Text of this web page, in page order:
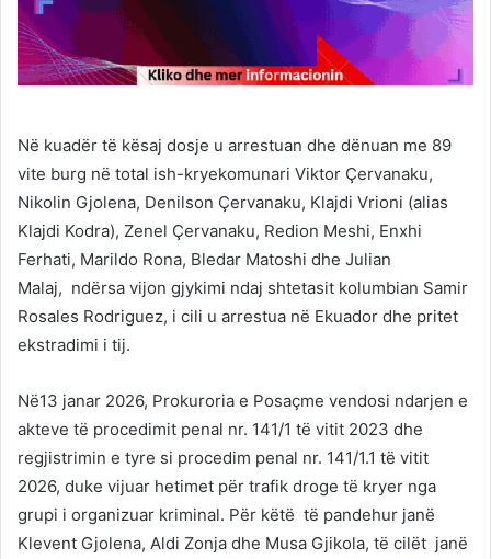
Në kuadër të kësaj dosje u arrestuan dhe dënuan me 89
vite burg në total ish-kryekomunari Viktor Çervanaku,
Nikolin Gjolena, Denilson Çervanaku, Klajdi Vrioni (alias
Klajdi Kodra), Zenel Çervanaku, Redion Meshi, Enxhi
Ferhati, Marildo Rona, Bledar Matoshi dhe Julian
Malaj, ndërsa vijon gjykimi ndaj shtetasit kolumbian Samir
Rosales Rodriguez, i cili u arrestua në Ekuador dhe pritet
ekstradimi i tij.
Në13 janar 2026, Prokuroria e Posaçme vendosi ndarjen e
akteve të procedimit penal nr. 141/1 të vitit 2023 dhe
regjistrimin e tyre si procedim penal nr. 141/1.1 të vitit
2026, duke vijuar hetimet për trafik droge të kryer nga
grupi i organizuar kriminal. Për këtë të pandehur janë
Klevent Gjolena, Aldi Zonja dhe Musa Gjikola, të cilët janë